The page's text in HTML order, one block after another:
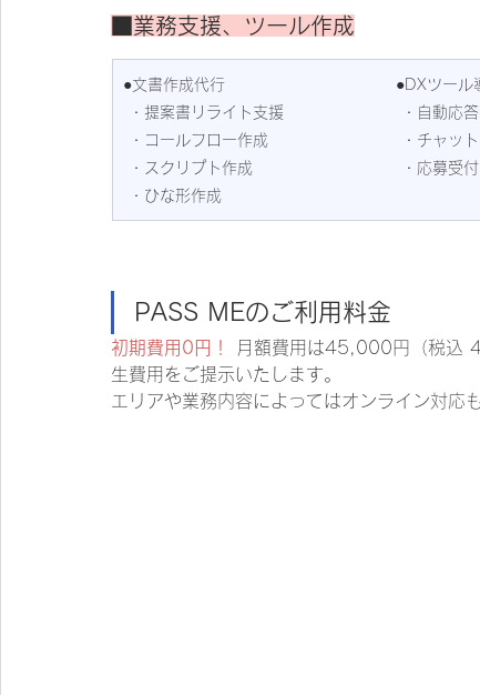
業務支援、ツール作成
●文書作成代行
・提案書リライト支援
・コールフロー作成
・スクリプト作成
・ひな形作成
●DXツール
・自動応
・チャッ
・応募受
PASS MEのご利用料金
初期費用0円！
月額費用は45,000円（税込
生費用をご提示いたします。
エリアや業務内容によってはオンライン対応